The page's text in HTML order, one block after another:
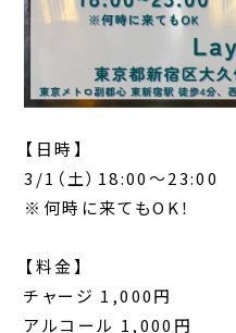
【日時】
3/1（土）18:00〜23:00
※何時に来てもOK！
【料金】
チャージ 1,000円
アルコール 1,000円